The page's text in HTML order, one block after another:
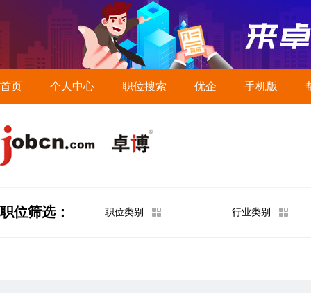
首页 个人中心 职位搜索 优企 手机版
职位筛选： 职位类别 行业类别